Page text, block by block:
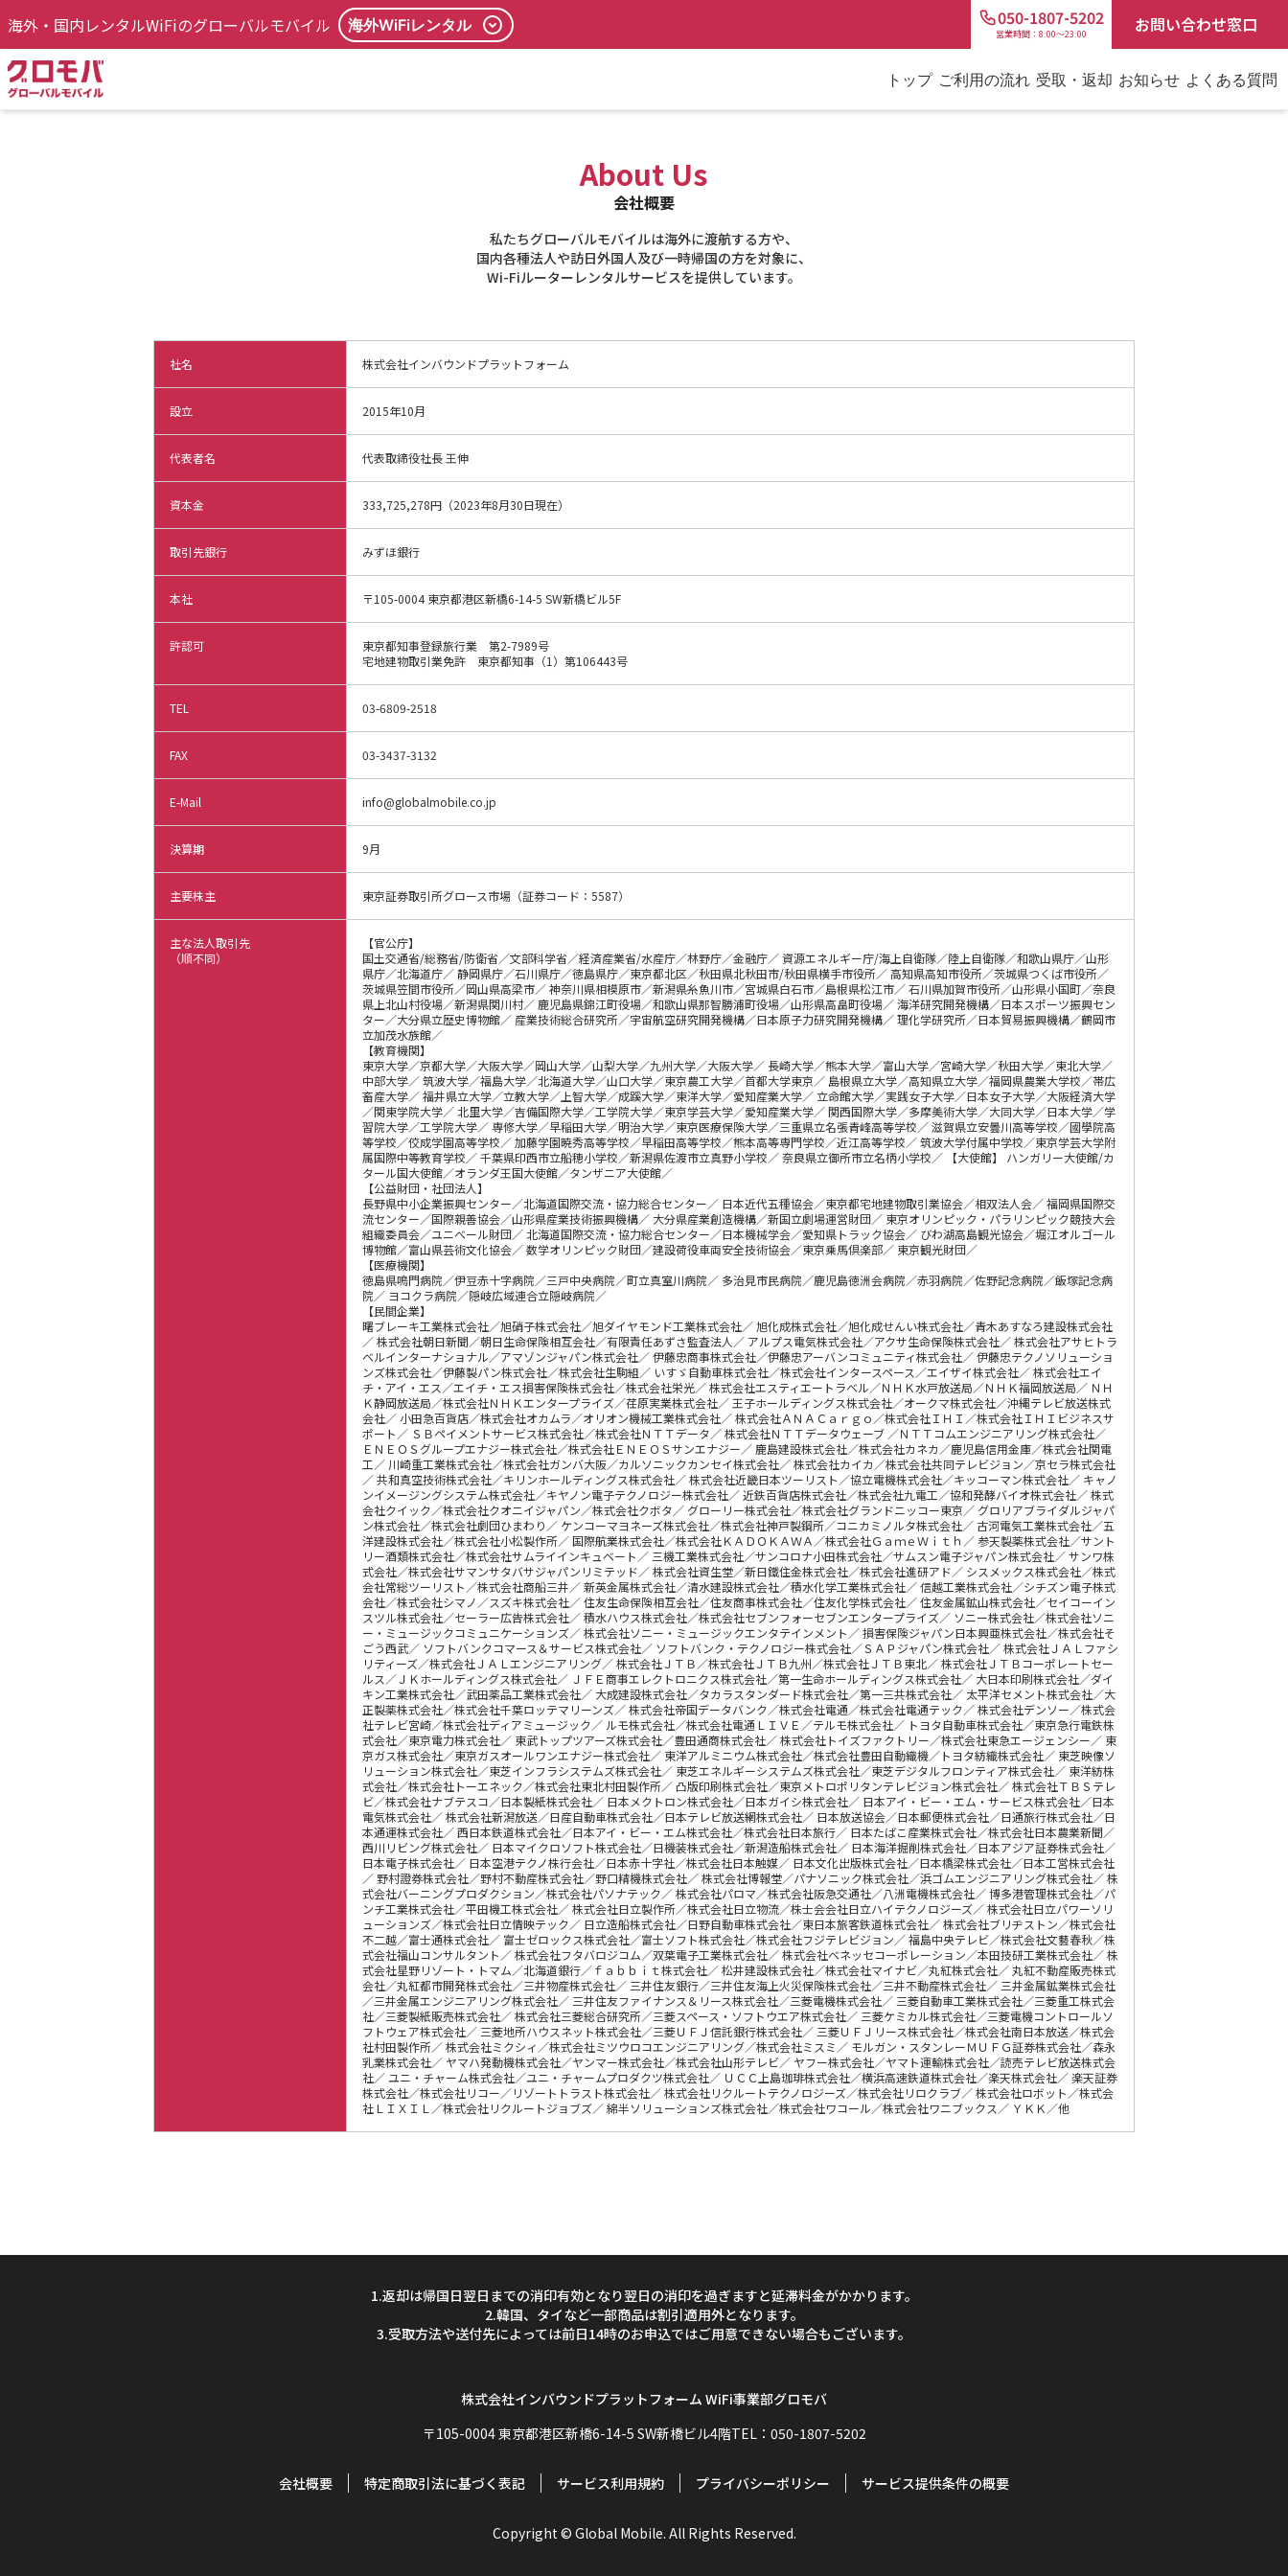
海外・国内レンタルWiFiのグローバルモバイル 海外WiFiレンタル 050-1807-5202
営業時間：8:00～23:00 お問い合わせ窓口
トップ ご利用の流れ 受取・返却 お知らせ よくある質問
About Us
会社概要
私たちグローバルモバイルは海外に渡航する方や、
国内各種法人や訪日外国人及び一時帰国の方を対象に、
Wi-Fiルーターレンタルサービスを提供しています。
社名 株式会社インバウンドプラットフォーム
設立 2015年10月
代表者名 代表取締役社長 王伸
資本金 333,725,278円（2023年8月30日現在）
取引先銀行 みずほ銀行
本社 〒105-0004 東京都港区新橋6-14-5 SW新橋ビル5F
許認可
東京都知事登録旅行業 第2-7989号
宅地建物取引業免許 東京都知事（1）第106443号
TEL 03-6809-2518
FAX 03-3437-3132
E-Mail info@globalmobile.co.jp
決算期 9月
主要株主 東京証券取引所グロース市場（証券コード：5587）
主な法人取引先
（順不同）
【官公庁】
国土交通省/総務省/防衛省／文部科学省／経済産業省/水産庁／林野庁／金融庁／ 資源エネルギー庁/海上自衛隊／陸上自衛隊／和歌山県庁／山形
県庁／北海道庁／ 静岡県庁／石川県庁／徳島県庁／東京都北区／秋田県北秋田市/秋田県横手市役所／ 高知県高知市役所／茨城県つくば市役所／
茨城県笠間市役所／岡山県高梁市／ 神奈川県相模原市／新潟県糸魚川市／宮城県白石市／島根県松江市／ 石川県加賀市役所／山形県小国町／奈良
県上北山村役場／新潟県関川村／ 鹿児島県錦江町役場／和歌山県那智勝浦町役場／山形県高畠町役場／ 海洋研究開発機構／日本スポーツ振興セン
ター／大分県立歴史博物館／ 産業技術総合研究所／宇宙航空研究開発機構／日本原子力研究開発機構／ 理化学研究所／日本貿易振興機構／鶴岡市
立加茂水族館／
【教育機関】
東京大学／京都大学／大阪大学／岡山大学／山梨大学／九州大学／大阪大学／ 長崎大学／熊本大学／富山大学／宮崎大学／秋田大学／東北大学／
中部大学／ 筑波大学／福島大学／北海道大学／山口大学／東京農工大学／首都大学東京／ 島根県立大学／高知県立大学／福岡県農業大学校／帯広
畜産大学／ 福井県立大学／立教大学／上智大学／成蹊大学／東洋大学／愛知産業大学／ 立命館大学／実践女子大学／日本女子大学／大阪経済大学
／関東学院大学／ 北里大学／吉備国際大学／工学院大学／東京学芸大学／愛知産業大学／ 関西国際大学／多摩美術大学／大同大学／日本大学／学
習院大学／工学院大学／ 専修大学／早稲田大学／明治大学／東京医療保険大学／三重県立名張青峰高等学校／ 滋賀県立安曇川高等学校／國學院高
等学校／佼成学園高等学校／ 加藤学園暁秀高等学校／早稲田高等学校／熊本高等専門学校／近江高等学校／ 筑波大学付属中学校／東京学芸大学附
属国際中等教育学校／ 千葉県印西市立船穂小学校／新潟県佐渡市立真野小学校／ 奈良県立御所市立名柄小学校／ 【大使館】 ハンガリー大使館/カ
タール国大使館／オランダ王国大使館／タンザニア大使館／
【公益財団・社団法人】
長野県中小企業振興センター／北海道国際交流・協力総合センター／ 日本近代五種協会／東京都宅地建物取引業協会／相双法人会／ 福岡県国際交
流センター／国際親善協会／山形県産業技術振興機構／ 大分県産業創造機構／新国立劇場運営財団／ 東京オリンピック・パラリンピック競技大会
組織委員会／ユニベール財団／ 北海道国際交流・協力総合センター／日本機械学会／愛知県トラック協会／ びわ湖高島観光協会／堀江オルゴール
博物館／富山県芸術文化協会／ 数学オリンピック財団／建設荷役車両安全技術協会／東京乗馬倶楽部／ 東京観光財団／
【医療機関】
徳島県鳴門病院／伊豆赤十字病院／三戸中央病院／町立真室川病院／ 多治見市民病院／鹿児島徳洲会病院／赤羽病院／佐野記念病院／飯塚記念病
院／ ヨコクラ病院／隠岐広域連合立隠岐病院／
【民間企業】
曙ブレーキ工業株式会社／旭硝子株式会社／旭ダイヤモンド工業株式会社／ 旭化成株式会社／旭化成せんい株式会社／青木あすなろ建設株式会社
／ 株式会社朝日新聞／朝日生命保険相互会社／有限責任あずさ監査法人／ アルプス電気株式会社／アクサ生命保険株式会社／ 株式会社アサヒトラ
ベルインターナショナル／アマゾンジャパン株式会社／ 伊藤忠商事株式会社／伊藤忠アーバンコミュニティ株式会社／ 伊藤忠テクノソリューショ
ンズ株式会社／伊藤製パン株式会社／株式会社生駒組／ いすゞ自動車株式会社／株式会社インタースペース／エイザイ株式会社／ 株式会社エイ
チ・アイ・エス／エイチ・エス損害保険株式会社／株式会社栄光／ 株式会社エスティエートラベル／ＮＨＫ水戸放送局／ＮＨＫ福岡放送局／ ＮＨ
Ｋ静岡放送局／株式会社ＮＨＫエンタープライズ／荏原実業株式会社／ 王子ホールディングス株式会社／オークマ株式会社／沖縄テレビ放送株式
会社／ 小田急百貨店／株式会社オカムラ／オリオン機械工業株式会社／ 株式会社ＡＮＡＣａｒｇｏ／株式会社ＩＨＩ／株式会社ＩＨＩビジネスサ
ポート／ ＳＢペイメントサービス株式会社／株式会社ＮＴＴデータ／ 株式会社ＮＴＴデータウェーブ ／ＮＴＴコムエンジニアリング株式会社／
ＥＮＥＯＳグループエナジー株式会社／株式会社ＥＮＥＯＳサンエナジー／ 鹿島建設株式会社／株式会社カネカ／鹿児島信用金庫／株式会社関電
工／ 川崎重工業株式会社／株式会社ガンバ大阪／カルソニックカンセイ株式会社／ 株式会社カイカ／株式会社共同テレビジョン／京セラ株式会社
／ 共和真空技術株式会社／キリンホールディングス株式会社／ 株式会社近畿日本ツーリスト／協立電機株式会社／キッコーマン株式会社／ キャノ
ンイメージングシステム株式会社／キヤノン電子テクノロジー株式会社／ 近鉄百貨店株式会社／株式会社九電工／協和発酵バイオ株式会社／ 株式
会社クイック／株式会社クオニイジャパン／株式会社クボタ／ グローリー株式会社／株式会社グランドニッコー東京／ グロリアブライダルジャパ
ン株式会社／株式会社劇団ひまわり／ ケンコーマヨネーズ株式会社／株式会社神戸製鋼所／コニカミノルタ株式会社／ 古河電気工業株式会社／五
洋建設株式会社／株式会社小松製作所／ 国際航業株式会社／株式会社ＫＡＤＯＫＡＷＡ／株式会社ＧａｍｅＷｉｔｈ／ 参天製薬株式会社／サント
リー酒類株式会社／株式会社サムライインキュベート／ 三機工業株式会社／サンコロナ小田株式会社／サムスン電子ジャパン株式会社／ サンワ株
式会社／株式会社サマンサタバサジャパンリミテッド／ 株式会社資生堂／新日鐵住金株式会社／株式会社進研アド／ シスメックス株式会社／株式
会社常総ツーリスト／株式会社商船三井／ 新英金属株式会社／清水建設株式会社／積水化学工業株式会社／ 信越工業株式会社／シチズン電子株式
会社／株式会社シマノ／スズキ株式会社／ 住友生命保険相互会社／住友商事株式会社／住友化学株式会社／ 住友金属鉱山株式会社／セイコーイン
スツル株式会社／セーラー広告株式会社／ 積水ハウス株式会社／株式会社セブンフォーセブンエンタープライズ／ ソニー株式会社／株式会社ソニ
ー・ミュージックコミュニケーションズ／ 株式会社ソニー・ミュージックエンタテインメント／ 損害保険ジャパン日本興亜株式会社／株式会社そ
ごう西武／ ソフトバンクコマース＆サービス株式会社／ ソフトバンク・テクノロジー株式会社／ＳＡＰジャパン株式会社／ 株式会社ＪＡＬファシ
リティーズ／株式会社ＪＡＬエンジニアリング／ 株式会社ＪＴＢ／株式会社ＪＴＢ九州／株式会社ＪＴＢ東北／ 株式会社ＪＴＢコーポレートセー
ルス／ＪＫホールディングス株式会社／ ＪＦＥ商事エレクトロニクス株式会社／第一生命ホールディングス株式会社／ 大日本印刷株式会社／ダイ
キン工業株式会社／武田薬品工業株式会社／ 大成建設株式会社／タカラスタンダード株式会社／第一三共株式会社／ 太平洋セメント株式会社／大
正製薬株式会社／株式会社千葉ロッテマリーンズ／ 株式会社帝国データバンク／株式会社電通／株式会社電通テック／ 株式会社デンソー／株式会
社テレビ宮崎／株式会社ディアミュージック／ ルモ株式会社／株式会社電通ＬＩＶＥ／テルモ株式会社／ トヨタ自動車株式会社／東京急行電鉄株
式会社／東京電力株式会社／ 東武トップツアーズ株式会社／豊田通商株式会社／ 株式会社トイズファクトリー／株式会社東急エージェンシー／ 東
京ガス株式会社／東京ガスオールワンエナジー株式会社／ 東洋アルミニウム株式会社／株式会社豊田自動織機／トヨタ紡織株式会社／ 東芝映像ソ
リューション株式会社／東芝インフラシステムズ株式会社／ 東芝エネルギーシステムズ株式会社／東芝デジタルフロンティア株式会社／ 東洋紡株
式会社／株式会社トーエネック／株式会社東北村田製作所／ 凸版印刷株式会社／東京メトロポリタンテレビジョン株式会社／ 株式会社ＴＢＳテレ
ビ／株式会社ナブテスコ／日本製紙株式会社／ 日本メクトロン株式会社／日本ガイシ株式会社／ 日本アイ・ビー・エム・サービス株式会社／日本
電気株式会社／ 株式会社新潟放送／日産自動車株式会社／日本テレビ放送網株式会社／ 日本放送協会／日本郵便株式会社／日通旅行株式会社／日
本通運株式会社／ 西日本鉄道株式会社／日本アイ・ビー・エム株式会社／株式会社日本旅行／ 日本たばこ産業株式会社／株式会社日本農業新聞／
西川リビング株式会社／ 日本マイクロソフト株式会社／日機装株式会社／新潟造船株式会社／ 日本海洋掘削株式会社／日本アジア証券株式会社／
日本電子株式会社／ 日本空港テクノ株行会社／日本赤十字社／株式会社日本触媒／ 日本文化出版株式会社／日本橋梁株式会社／日本工営株式会社
／ 野村證券株式会社／野村不動産株式会社／野口精機株式会社／ 株式会社博報堂／パナソニック株式会社／浜ゴムエンジニアリング株式会社／ 株
式会社バーニングプロダクション／株式会社パソナテック／ 株式会社パロマ／株式会社阪急交通社／八洲電機株式会社／ 博多港管理株式会社／パ
ンチ工業株式会社／平田機工株式会社／ 株式会社日立製作所／株式会社日立物流／株士会会社日立ハイテクノロジーズ／ 株式会社日立パワーソリ
ューションズ／株式会社日立情映テック／ 日立造船株式会社／日野自動車株式会社／東日本旅客鉄道株式会社／ 株式会社ブリヂストン／株式会社
不二越／富士通株式会社／ 富士ゼロックス株式会社／富士ソフト株式会社／株式会社フジテレビジョン／ 福島中央テレビ／株式会社文藝春秋／株
式会社福山コンサルタント／ 株式会社フタバロジコム／双葉電子工業株式会社／ 株式会社ベネッセコーポレーション／本田技研工業株式会社／ 株
式会社星野リゾート・トマム／北海道銀行／ｆａｂｂｉｔ株式会社／ 松井建設株式会社／株式会社マイナビ／丸紅株式会社／ 丸紅不動産販売株式
会社／丸紅都市開発株式会社／三井物産株式会社／ 三井住友銀行／三井住友海上火災保険株式会社／三井不動産株式会社／ 三井金属鉱業株式会社
／三井金属エンジニアリング株式会社／ 三井住友ファイナンス＆リース株式会社／三菱電機株式会社／ 三菱自動車工業株式会社／三菱重工株式会
社／三菱製紙販売株式会社／ 株式会社三菱総合研究所／三菱スペース・ソフトウエア株式会社／ 三菱ケミカル株式会社／三菱電機コントロールソ
フトウェア株式会社／ 三菱地所ハウスネット株式会社／三菱ＵＦＪ信託銀行株式会社／ 三菱ＵＦＪリース株式会社／株式会社南日本放送／株式会
社村田製作所／ 株式会社ミクシィ／株式会社ミツウロコエンジニアリング／株式会社ミスミ／ モルガン・スタンレーＭＵＦＧ証券株式会社／森永
乳業株式会社／ ヤマハ発動機株式会社／ヤンマー株式会社／株式会社山形テレビ／ ヤフー株式会社／ヤマト運輸株式会社／読売テレビ放送株式会
社／ ユニ・チャーム株式会社／ユニ・チャームプロダクツ株式会社／ ＵＣＣ上島珈琲株式会社／横浜高速鉄道株式会社／楽天株式会社／ 楽天証券
株式会社／株式会社リコー／リゾートトラスト株式会社／ 株式会社リクルートテクノロジーズ／株式会社リロクラブ／ 株式会社ロボット／株式会
社ＬＩＸＩＬ／株式会社リクルートジョブズ／ 綿半ソリューションズ株式会社／株式会社ワコール／株式会社ワニブックス／ ＹＫＫ／他
1.返却は帰国日翌日までの消印有効となり翌日の消印を過ぎますと延滞料金がかかります。
2.韓国、タイなど一部商品は割引適用外となります。
3.受取方法や送付先によっては前日14時のお申込ではご用意できない場合もございます。
株式会社インバウンドプラットフォーム WiFi事業部グロモバ
〒105-0004 東京都港区新橋6-14-5 SW新橋ビル4階TEL：050-1807-5202
会社概要 特定商取引法に基づく表記 サービス利用規約 プライバシーポリシー サービス提供条件の概要
Copyright © Global Mobile. All Rights Reserved.